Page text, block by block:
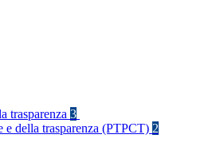
trasparenza 3
e della trasparenza (PTPCT) 2